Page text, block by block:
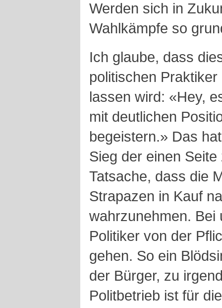
Werden sich in
Wahlkämpfe so
Ich glaube, dass
politischen
lassen wird: «Hey,
mit deutlichen
begeistern.» Das
Sieg der einen
Tatsache, dass die
Strapazen in Kauf
wahrzunehmen. Bei
Politiker von der
gehen. So ein
der Bürger, zu
Politbetrieb ist für